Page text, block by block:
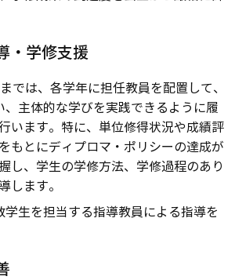
・学修支援
では、各学年に担任教員を配置して、
、主体的な学びを実践できるように履
います。特に、単位修得状況や成績評
もとにディプロマ・ポリシーの達成が
し、学生の学修方法、学修過程のあり
します。
学生を担当する指導教員による指導を